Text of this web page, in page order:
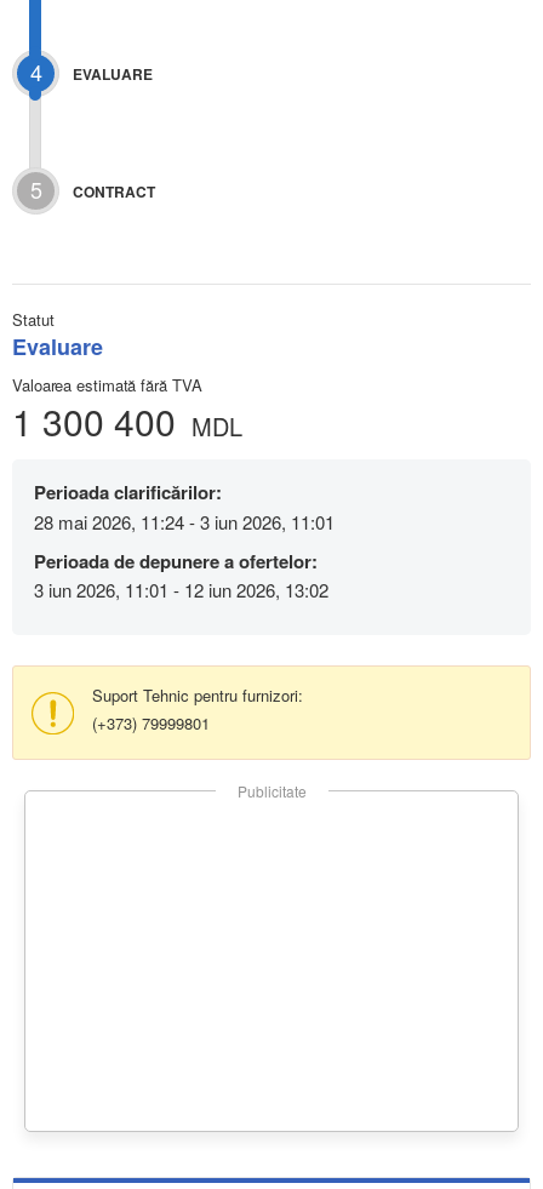
4 EVALUARE
5 CONTRACT
Statut
Evaluare
Valoarea estimată fără TVA
1 300 400 MDL
Perioada clarificărilor:
28 mai 2026, 11:24 - 3 iun 2026, 11:01
Perioada de depunere a ofertelor:
3 iun 2026, 11:01 - 12 iun 2026, 13:02
Suport Tehnic pentru furnizori:
(+373) 79999801
Publicitate